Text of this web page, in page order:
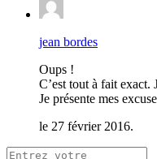
jean bordes
Oups !
C’est tout à fait exact.
Je présente mes
le 27 février 2016.